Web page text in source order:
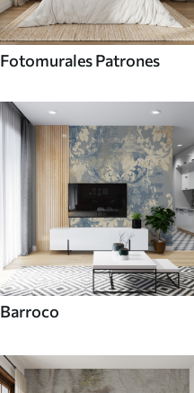
Fotomurales Patrones
Barroco